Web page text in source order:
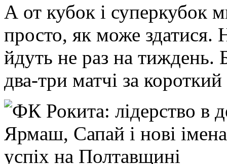
А от кубок і суперкубок
просто, як може здатися.
йдуть не раз на тиждень.
два-три матчі за